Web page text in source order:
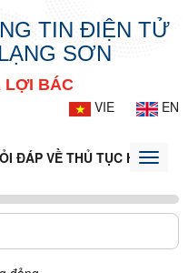
TIN ĐIỆN TỬ
SƠN
LỢI BÁC
VIE
EN
ĐÁP VỀ THỦ TỤC HÀNHToggle